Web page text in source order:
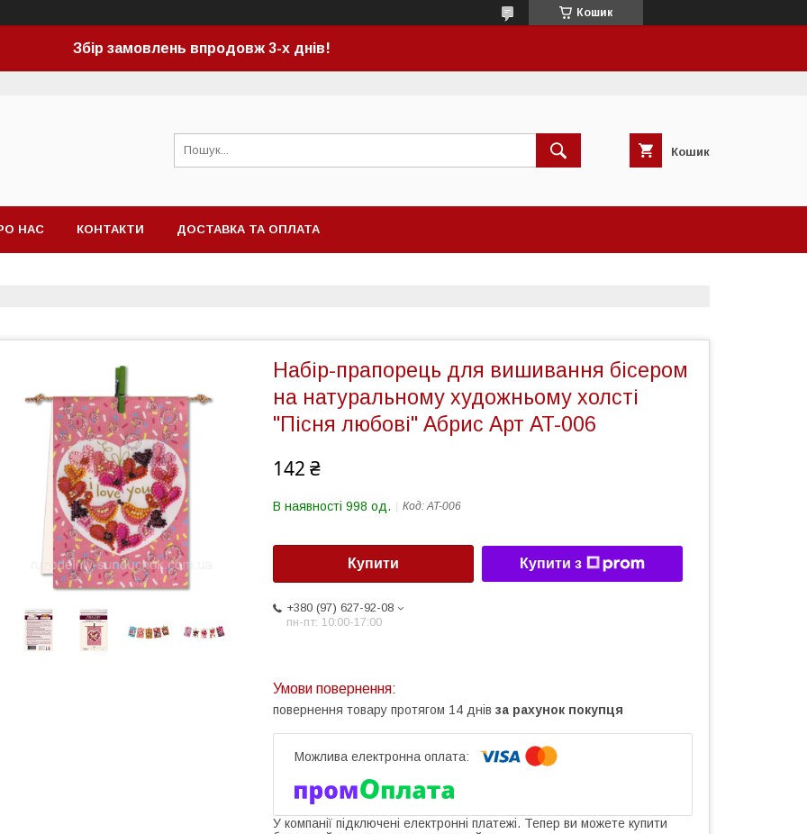
Кошик
Збір замовлень впродовж 3-х днів!
Кошик
НАС КОНТАКТИ ДОСТАВКА ТА ОПЛАТА
Набір-прапорець для вишивання бісером
на натуральному художньому холсті
"Пісня любові" Абрис Арт AT-006
142 ₴
В наявності 998 од. Код:AT-006
Купити Купити з
+380 (97) 627-92-08
пн-пт: 10:00-17:00
повернення товару протягом 14 днів за рахунок покупця
У компанії підключені електронні платежі. Тепер ви можете купити